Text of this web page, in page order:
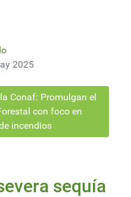
2025
Conaf: Promulgan el
con foco en
incendios
sequía